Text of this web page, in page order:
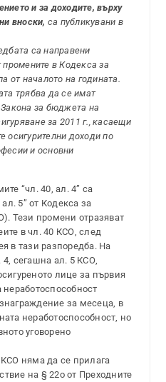
и за доходите, върху
вноски, са публикувани в
са направени
промените в Кодекса за
от началото на годината.
трябва да се имат
за бюджета на
за 2011 г., касаещи
осигурителни доходи по
и основни
“чл. 40, ал. 4” са
5” от Кодекса за
Тези промени отразяват
в чл. 40 КСО, след
в тази разпоредба. На
сегашна ал. 5 КСО,
лице за първия
за месеца, в
неработоспособност, но
уговорено
няма да се прилага
на § 22о от Преходните